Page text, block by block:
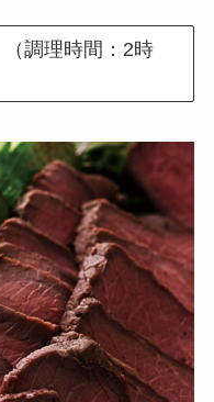
（調理時間：2時